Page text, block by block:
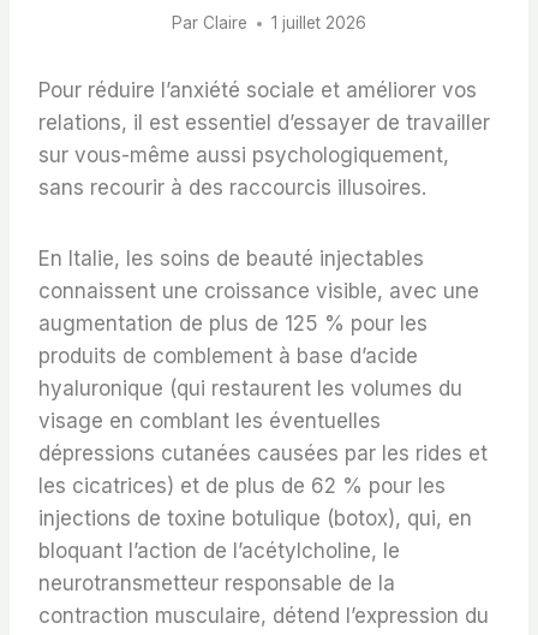
Par Claire 1 juillet 2026
Pour réduire l’anxiété sociale et améliorer vos
relations, il est essentiel d’essayer de travailler
sur vous-même aussi psychologiquement,
sans recourir à des raccourcis illusoires.
En Italie, les soins de beauté injectables
connaissent une croissance visible, avec une
augmentation de plus de 125 % pour les
produits de comblement à base d’acide
hyaluronique (qui restaurent les volumes du
visage en comblant les éventuelles
dépressions cutanées causées par les rides et
les cicatrices) et de plus de 62 % pour les
injections de toxine botulique (botox), qui, en
bloquant l’action de l’acétylcholine, le
neurotransmetteur responsable de la
contraction musculaire, détend l’expression du